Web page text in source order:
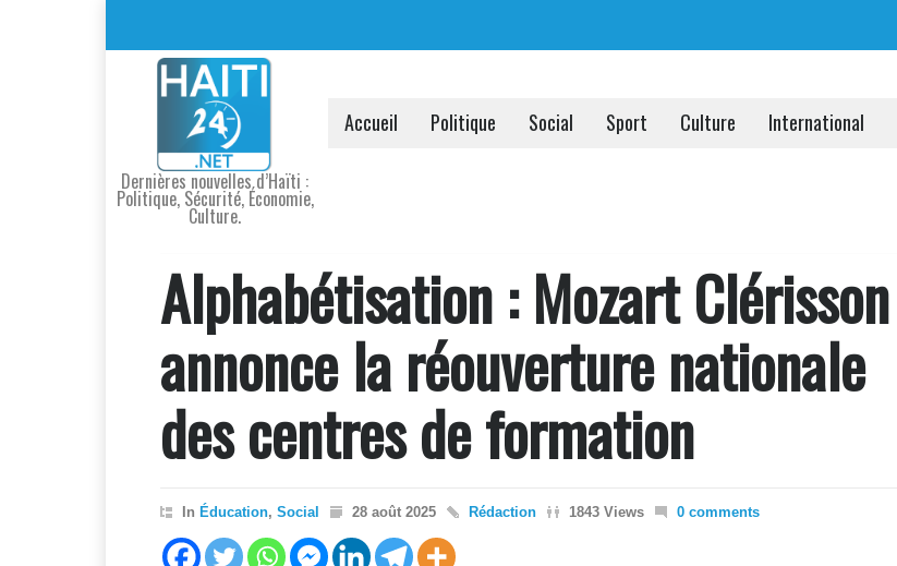
Dernières nouvelles d’Haïti :
Politique, Sécurité, Économie,
Culture.
Accueil Politique Social Sport Culture International
Alphabétisation : Mozart Clérisson
annonce la réouverture nationale
des centres de formation
In Éducation, Social 28 août 2025 Rédaction 1843 Views 0 comments